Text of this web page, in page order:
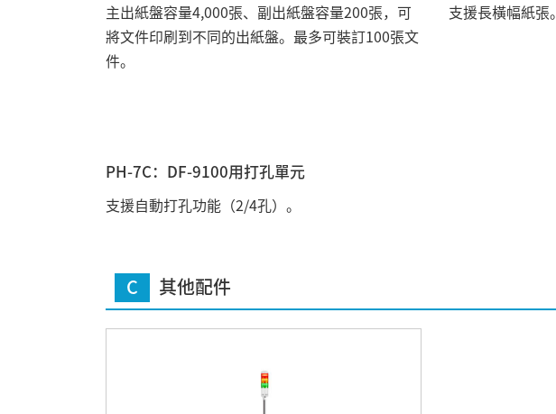
主出紙盤容量4,000張、副出紙盤容量200張，可
將文件印刷到不同的出紙盤。最多可裝訂100張文
件。
支援長橫幅紙張。
PH-7C：DF-9100用打孔單元
支援自動打孔功能（2/4孔）。
C 其他配件